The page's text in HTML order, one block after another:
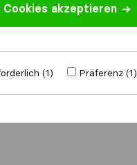
Bewertung schreiben
mit anderen
Cookies akzeptieren
(1) Präferenz (1)